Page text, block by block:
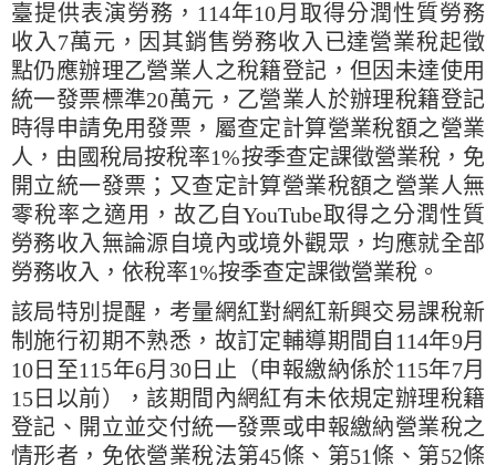
臺提供表演勞務，114年10月取得分潤性質勞務
收入7萬元，因其銷售勞務收入已達營業稅起徵
點仍應辦理乙營業人之稅籍登記，但因未達使用
統一發票標準20萬元，乙營業人於辦理稅籍登記
時得申請免用發票，屬查定計算營業稅額之營業
人，由國稅局按稅率1%按季查定課徵營業稅，免
開立統一發票；又查定計算營業稅額之營業人無
零稅率之適用，故乙自YouTube取得之分潤性質
勞務收入無論源自境內或境外觀眾，均應就全部
勞務收入，依稅率1%按季查定課徵營業稅。
該局特別提醒，考量網紅對網紅新興交易課稅新
制施行初期不熟悉，故訂定輔導期間自114年9月
10日至115年6月30日止（申報繳納係於115年7月
15日以前），該期間內網紅有未依規定辦理稅籍
登記、開立並交付統一發票或申報繳納營業稅之
情形者，免依營業稅法第45條、第51條、第52條